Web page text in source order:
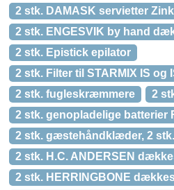
2 stk. DAMASK servietter Zink
2 stk. ENGESVIK by hand
2 stk. Epistick epilator
2 stk. Filter til STARMIX IS og
2 stk. fugleskræmmere
2
2 stk. genopladelige batterier
2 stk. gæstehåndklæder, 2
2 stk. H.C. ANDERSEN
2 stk. HERRINGBONE